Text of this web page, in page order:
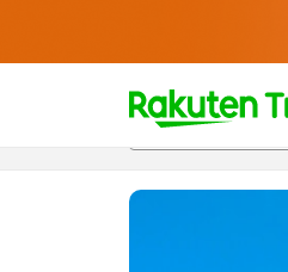
t
p
a
概覽房間及住宿方案